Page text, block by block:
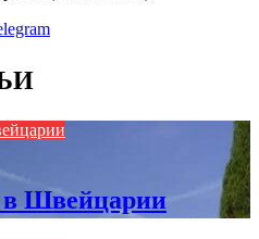
Швейцарии